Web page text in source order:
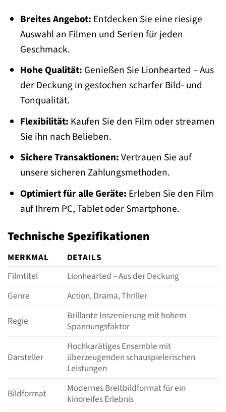
Breites Angebot: Entdecken Sie eine riesige
Auswahl an Filmen und Serien für jeden
Geschmack.
Hohe Qualität: Genießen Sie Lionhearted – Aus
der Deckung in gestochen scharfer Bild- und
Tonqualität.
Flexibilität: Kaufen Sie den Film oder streamen
Sie ihn nach Belieben.
Sichere Transaktionen:Vertrauen Sie auf
unsere sicheren Zahlungsmethoden.
Optimiert für alle Geräte: Erleben Sie den Film
auf Ihrem PC, Tablet oder Smartphone.
Technische Spezifikationen
MERKMAL
DETAILS
Filmtitel
Lionhearted – Aus der Deckung
Genre
Action, Drama, Thriller
Regie
Brillante Inszenierung mit hohem
Spannungsfaktor
Darsteller
Hochkarätiges Ensemble mit
überzeugenden schauspielerischen
Leistungen
Bildformat
Modernes Breitbildformat für ein
kinoreifes Erlebnis